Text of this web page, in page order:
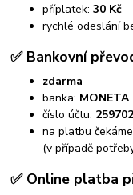
příplatek:30 Kč
rychlé odeslání
✅ Bankovní
zdarma
banka: MONETA
číslo účtu:
na platbu
(v případě
✅ Online platba